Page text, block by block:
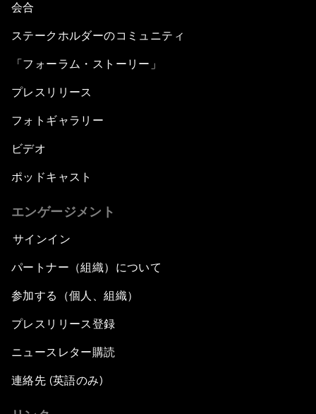
会合
ステークホルダーのコミュニティ
「フォーラム・ストーリー」
プレスリリース
フォトギャラリー
ビデオ
ポッドキャスト
エンゲージメント
サインイン
パートナー（組織）について
参加する（個人、組織）
プレスリリース登録
ニュースレター購読
連絡先 (英語のみ)